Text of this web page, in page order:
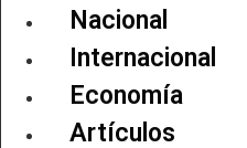
Nacional
Internacional
Economía
Artículos